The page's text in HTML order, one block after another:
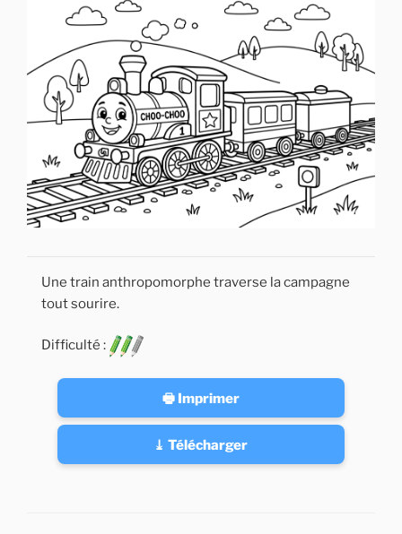
Une train anthropomorphe traverse la campagne
tout sourire.
Difficulté :
🖶 Imprimer
⤓ Télécharger